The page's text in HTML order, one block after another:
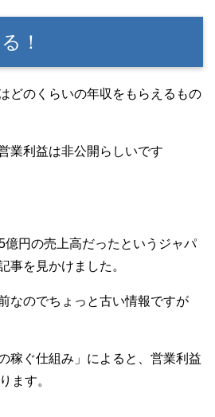
！
どのくらいの年収をもらえるもの
業利益は非公開らしいです
億円の売上高だったというジャパ
事を見かけました。
なのでちょっと古い情報ですが
稼ぐ仕組み」によると、営業利益
ます。